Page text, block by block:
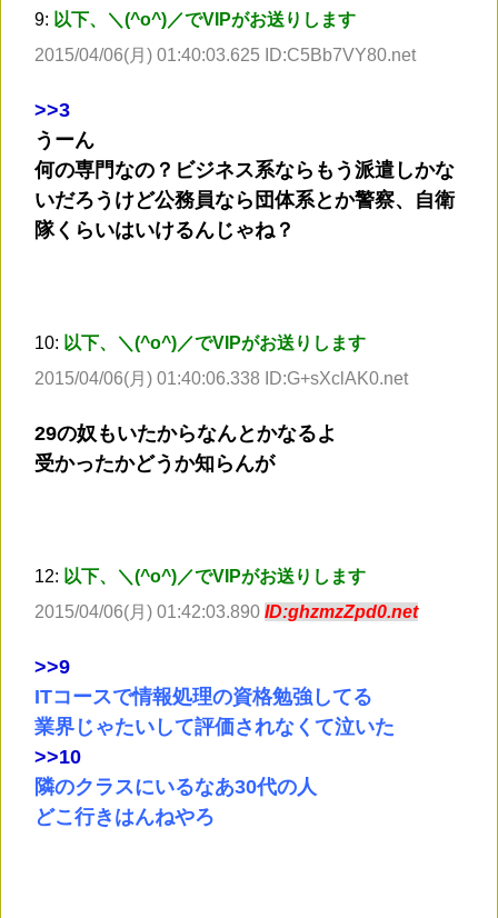
9: 以下、＼(^o^)／でVIPがお送りします
2015/04/06(月) 01:40:03.625 ID:C5Bb7VY80.net
>>3
うーん
何の専門なの？ビジネス系ならもう派遣しかな
いだろうけど公務員なら団体系とか警察、自衛
隊くらいはいけるんじゃね？
10: 以下、＼(^o^)／でVIPがお送りします
2015/04/06(月) 01:40:06.338 ID:G+sXclAK0.net
29の奴もいたからなんとかなるよ
受かったかどうか知らんが
12: 以下、＼(^o^)／でVIPがお送りします
2015/04/06(月) 01:42:03.890 ID:ghzmzZpd0.net
>>9
ITコースで情報処理の資格勉強してる
業界じゃたいして評価されなくて泣いた
>>10
隣のクラスにいるなあ30代の人
どこ行きはんねやろ